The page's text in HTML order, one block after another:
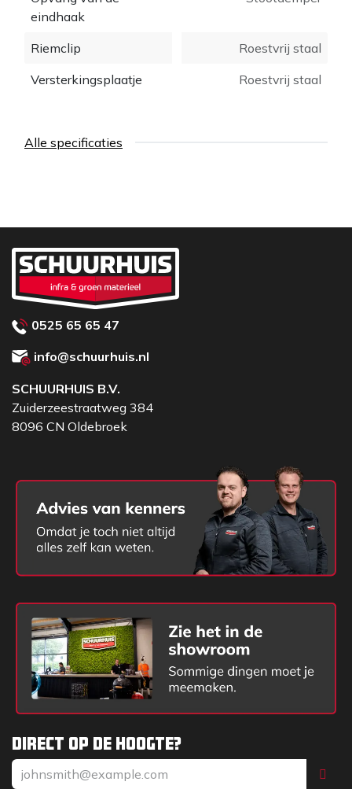
eindhaak
Riemclip
Roestvrij staal
Versterkingsplaatje
Roestvrij staal
Alle specificaties
Direct op de hoogte?
0525 65 65 47
info@schuurhuis.nl
SCHUURHUIS B.V.
Zuiderzeestraatweg 384
8096 CN Oldebroek